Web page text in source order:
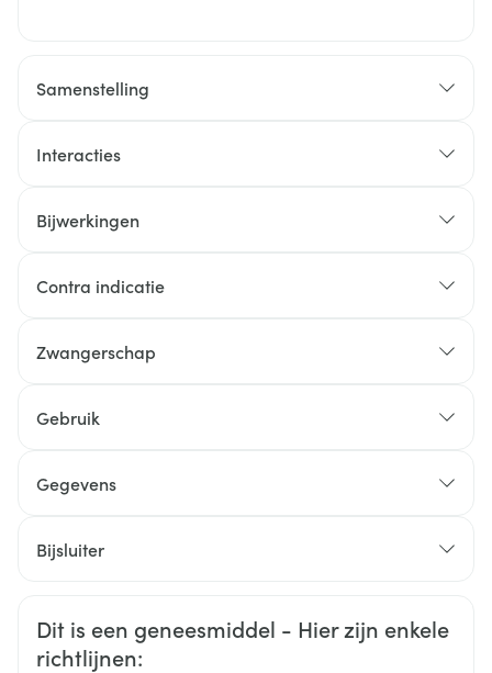
Samenstelling
Interacties
Bijwerkingen
Contra indicatie
Zwangerschap
Gebruik
Gegevens
Merken
Bijsluiter
Veiligheidsinformatie
Dit is een geneesmiddel - Hier zijn enkele
richtlijnen: